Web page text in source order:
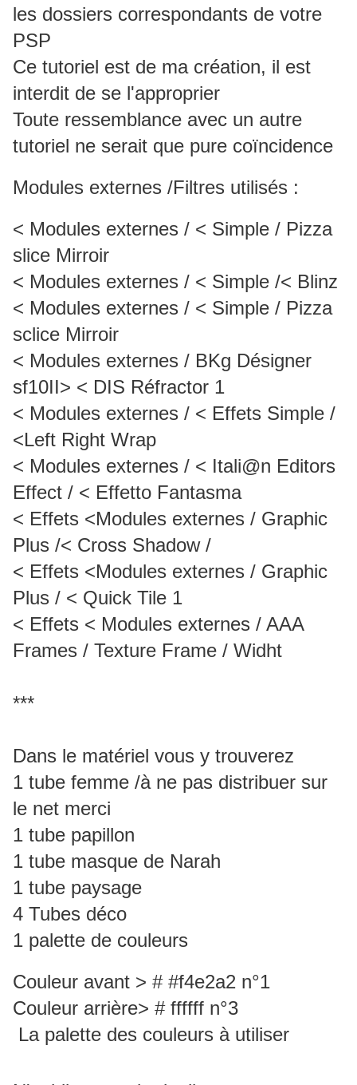
les dossiers correspondants de votre
PSP
Ce tutoriel est de ma création, il est
interdit de se l'approprier
Toute ressemblance avec un autre
tutoriel ne serait que pure coïncidence
Modules externes /Filtres utilisés :
< Modules externes / < Simple / Pizza
slice Mirroir
< Modules externes / < Simple /< Blinz
< Modules externes / < Simple / Pizza
sclice Mirroir
< Modules externes / BKg Désigner
sf10II> < DIS Réfractor 1
< Modules externes / < Effets Simple /
<Left Right Wrap
< Modules externes / < Itali@n Editors
Effect / < Effetto Fantasma
< Effets <Modules externes / Graphic
Plus /< Cross Shadow /
< Effets <Modules externes / Graphic
Plus / < Quick Tile 1
< Effets < Modules externes / AAA
Frames / Texture Frame / Widht
***
Dans le matériel vous y trouverez
1 tube femme /à ne pas distribuer sur
le net merci
1 tube papillon
1 tube masque de Narah
1 tube paysage
4 Tubes déco
1 palette de couleurs
Couleur avant > # #f4e2a2 n°1
Couleur arrière> # ffffff n°3
La palette des couleurs à utiliser